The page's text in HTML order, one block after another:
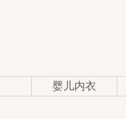
婴儿内衣